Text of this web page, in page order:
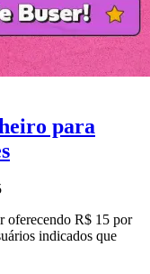
para
oferecendo R$ 15 por
indicados que